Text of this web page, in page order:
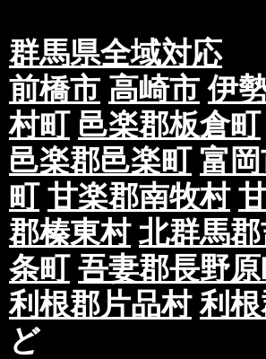
群馬県全域対応
前橋市 高崎市 伊
村町 邑楽郡板倉町
邑楽郡邑楽町 富
町 甘楽郡南牧村
郡榛東村 北群馬
条町 吾妻郡長野
利根郡片品村 利
ど